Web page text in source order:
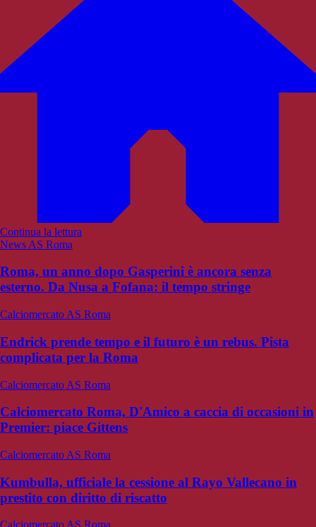
Continua la lettura
News AS Roma
Roma, un anno dopo Gasperini è ancora senza
esterno. Da Nusa a Fofana: il tempo stringe
Calciomercato AS Roma
Endrick prende tempo e il futuro è un rebus. Pista
complicata per la Roma
Calciomercato AS Roma
Calciomercato Roma, D'Amico a caccia di occasioni in
Premier: piace Gittens
Calciomercato AS Roma
Kumbulla, ufficiale la cessione al Rayo Vallecano in
prestito con diritto di riscatto